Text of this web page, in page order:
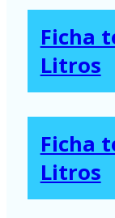
Ficha
Litros
Ficha
Litros